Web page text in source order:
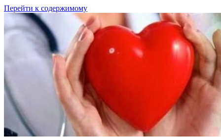
Перейти к содержимому